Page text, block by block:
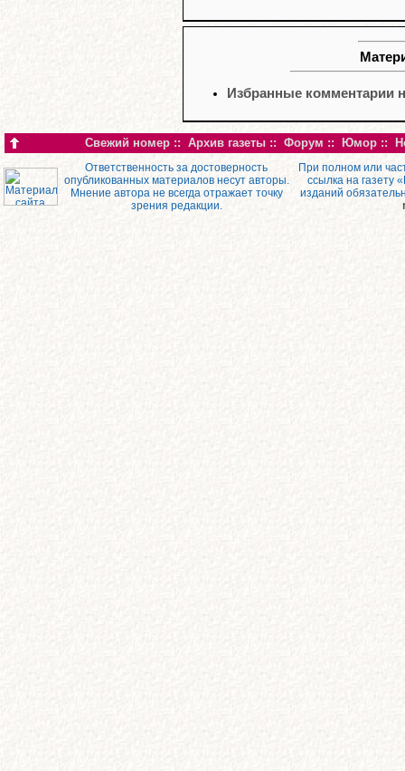
Избранные комментарии
Свежий номер :: Архив газеты :: Форум :: Юмор ::
Ответственность за достоверность
опубликованных материалов несут авторы.
Мнение автора не всегда отражает точку
зрения редакции.
При полном или
ссылка на газету
изданий